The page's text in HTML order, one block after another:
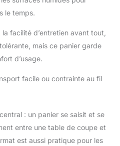
le temps.
facilité d’entretien avant tout,
mais ce panier garde
d’usage.
facile ou contrainte au fil
: un panier se saisit et se
entre une table de coupe et
est aussi pratique pour les